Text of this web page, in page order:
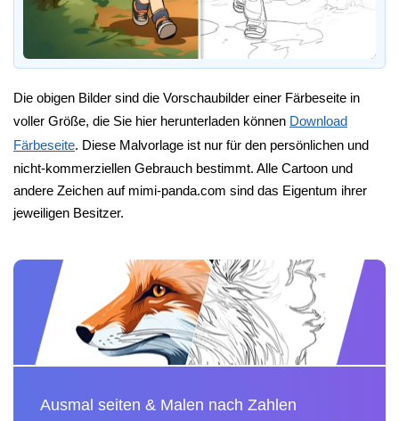
Die obigen Bilder sind die Vorschaubilder einer Färbeseite in
voller Größe, die Sie hier herunterladen können Download
Färbeseite. Diese Malvorlage ist nur für den persönlichen und
nicht-kommerziellen Gebrauch bestimmt. Alle Cartoon und
andere Zeichen auf mimi-panda.com sind das Eigentum ihrer
jeweiligen Besitzer.
Ausmal seiten & Malen nach Zahlen